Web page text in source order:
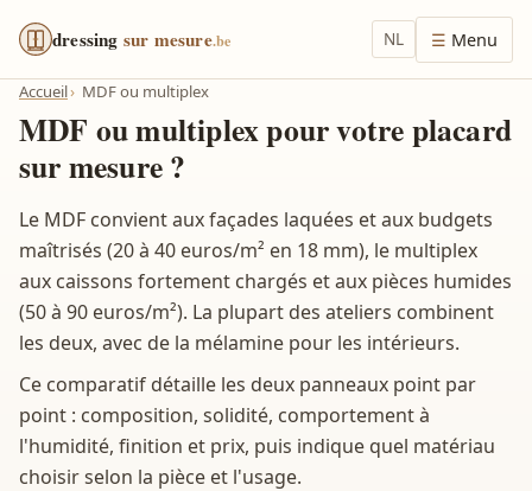
dressing sur mesure.be NL Menu
Accueil MDF ou multiplex
MDF ou multiplex pour votre placard
sur mesure ?
Le MDF convient aux façades laquées et aux budgets
maîtrisés (20 à 40 euros/m² en 18 mm), le multiplex
aux caissons fortement chargés et aux pièces humides
(50 à 90 euros/m²). La plupart des ateliers combinent
les deux, avec de la mélamine pour les intérieurs.
Ce comparatif détaille les deux panneaux point par
point : composition, solidité, comportement à
l'humidité, finition et prix, puis indique quel matériau
choisir selon la pièce et l'usage.